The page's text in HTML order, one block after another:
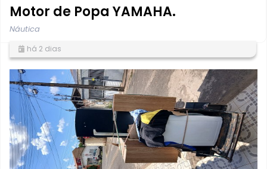
Motor de Popa YAMAHA.
Náutica
há 2 dias